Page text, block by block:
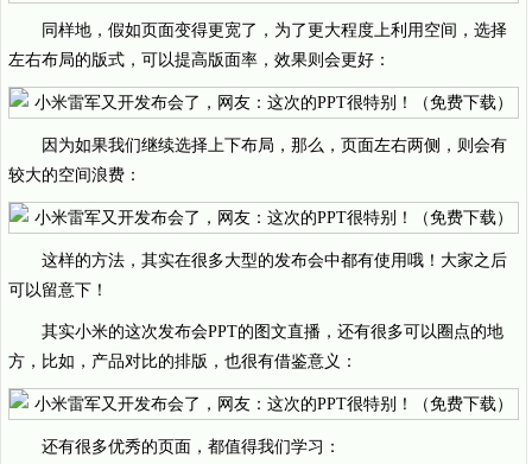
同样地，假如页面变得更宽了，为了更大程度上利用空间，选择
左右布局的版式，可以提高版面率，效果则会更好：
因为如果我们继续选择上下布局，那么，页面左右两侧，则会有
较大的空间浪费：
这样的方法，其实在很多大型的发布会中都有使用哦！大家之后
可以留意下！
其实小米的这次发布会PPT的图文直播，还有很多可以圈点的地
方，比如，产品对比的排版，也很有借鉴意义：
还有很多优秀的页面，都值得我们学习：